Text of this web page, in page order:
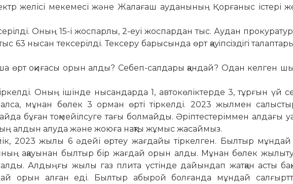
же­лісі мекемесі және Жалағаш ау­да­нының Қорғаныс істері
Оның 15-і жоспарлы, 2-еуі жоспардан тыс. Аудан
63 нысан тек­се­рілді. Тексеру барысында өрт қауiп­­сiз­дiгi
өрт оқиғасы орын алды? Себеп-сал­дары қандай? Одан келген
Оның ішінде нысандарда 1, авто­көліктерде 3, тұрғын үй
мұнан бөлек 3 орман өрті тіркелді. 2023 жылмен
бұған тоқмейілсуге тағы бол­майды. Әріптестеріммен алдағы
алдын алуда және жоюға нақты жұ­мыс жасаймыз.
2023 жылы 6 әдейі өртеу жағдайы тіркелген. Былтыр
ақауынан былтыр бір жағдай орын алды. Мұнан бөлек
Алдыңғы жылы газ плита үстінде дайындап жатқан асты
орын алған еді. Былтыр абырой болғанда мұндай